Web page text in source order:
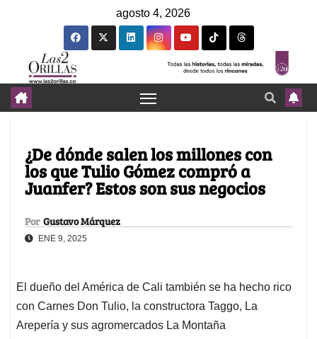
agosto 4, 2026
¿De dónde salen los millones con
los que Tulio Gómez compró a
Juanfer? Estos son sus negocios
Por Gustavo Márquez
ENE 9, 2025
El dueño del América de Cali también se ha hecho rico
con Carnes Don Tulio, la constructora Taggo, La
Arepería y sus agromercados La Montaña